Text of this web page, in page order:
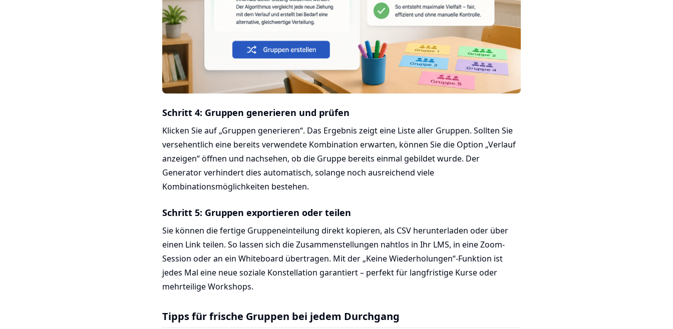
Schritt 4: Gruppen generieren und prüfen
Klicken Sie auf „Gruppen generieren“. Das Ergebnis zeigt eine Liste aller Gruppen. Sollten Sie
versehentlich eine bereits verwendete Kombination erwarten, können Sie die Option „Verlauf
anzeigen“ öffnen und nachsehen, ob die Gruppe bereits einmal gebildet wurde. Der
Generator verhindert dies automatisch, solange noch ausreichend viele
Kombinationsmöglichkeiten bestehen.
Schritt 5: Gruppen exportieren oder teilen
Sie können die fertige Gruppeneinteilung direkt kopieren, als CSV herunterladen oder über
einen Link teilen. So lassen sich die Zusammenstellungen nahtlos in Ihr LMS, in eine Zoom-
Session oder an ein Whiteboard übertragen. Mit der „Keine Wiederholungen“-Funktion ist
jedes Mal eine neue soziale Konstellation garantiert – perfekt für langfristige Kurse oder
mehrteilige Workshops.
Tipps für frische Gruppen bei jedem Durchgang